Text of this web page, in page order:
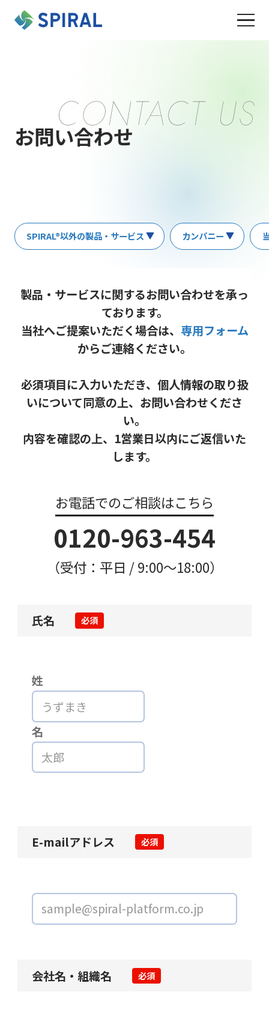
お問い合わせ
SPIRAL®以外の製品・サービス カンパニー
製品・サービスに関するお問い合わせを承っ
ております。
当社へご提案いただく場合は、 専用フォーム
からご連絡ください。
必須項目に入力いただき、個人情報の取り扱
いについて同意の上、お問い合わせくださ
い。
内容を確認の上、1営業日以内にご返信いた
します。
お電話でのご相談はこちら
0120-963-454
（受付：平日 / 9:00〜18:00）
氏名 必須
姓
名
E-mailアドレス 必須
会社名・組織名 必須